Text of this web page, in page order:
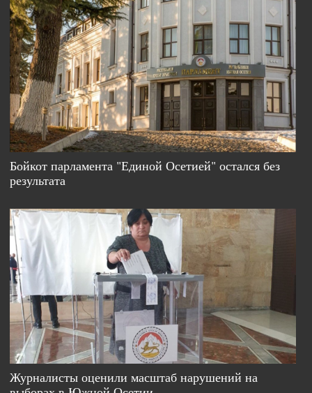
Бойкот парламента "Единой Осетией" остался без
результата
Журналисты оценили масштаб нарушений на